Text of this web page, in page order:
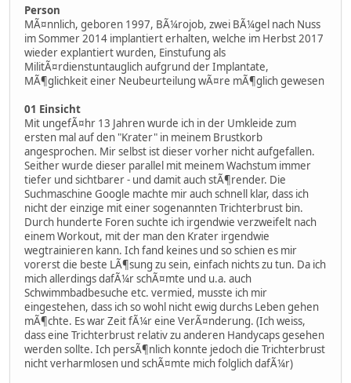
Person
MÃ¤nnlich, geboren 1997, BÃ¼rojob, zwei BÃ¼gel nach Nuss
im Sommer 2014 implantiert erhalten, welche im Herbst 2017
wieder explantiert wurden, Einstufung als
MilitÃ¤rdienstuntauglich aufgrund der Implantate,
MÃ¶glichkeit einer Neubeurteilung wÃ¤re mÃ¶glich gewesen
01 Einsicht
Mit ungefÃ¤hr 13 Jahren wurde ich in der Umkleide zum
ersten mal auf den "Krater" in meinem Brustkorb
angesprochen. Mir selbst ist dieser vorher nicht aufgefallen.
Seither wurde dieser parallel mit meinem Wachstum immer
tiefer und sichtbarer - und damit auch stÃ¶render. Die
Suchmaschine Google machte mir auch schnell klar, dass ich
nicht der einzige mit einer sogenannten Trichterbrust bin.
Durch hunderte Foren suchte ich irgendwie verzweifelt nach
einem Workout, mit der man den Krater irgendwie
wegtrainieren kann. Ich fand keines und so schien es mir
vorerst die beste LÃ¶sung zu sein, einfach nichts zu tun. Da ich
mich allerdings dafÃ¼r schÃ¤mte und u.a. auch
Schwimmbadbesuche etc. vermied, musste ich mir
eingestehen, dass ich so wohl nicht ewig durchs Leben gehen
mÃ¶chte. Es war Zeit fÃ¼r eine VerÃ¤nderung. (Ich weiss,
dass eine Trichterbrust relativ zu anderen Handycaps gesehen
werden sollte. Ich persÃ¶nlich konnte jedoch die Trichterbrust
nicht verharmlosen und schÃ¤mte mich folglich dafÃ¼r)